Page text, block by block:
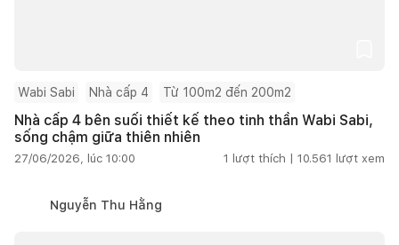
Wabi Sabi Nhà cấp 4 Từ 100m2 đến 200m2
Nhà cấp 4 bên suối thiết kế theo tinh thần Wabi Sabi,
sống chậm giữa thiên nhiên
27/06/2026, lúc 10:00 1 lượt thích | 10.561 lượt xem
Nguyễn Thu Hằng